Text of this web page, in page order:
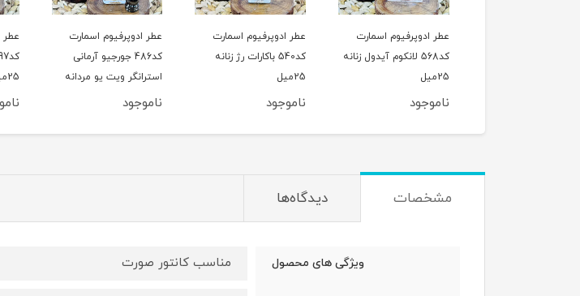
کد568 لانکوم آیدول زنانه
عطر ادوپرفیوم اسمارت
کد540 باکارات رژ زنانه
عطر ادوپرفیوم اسمارت
کد486 جورجیو آرمانی
ناموجود
عطر ادوپرفیوم اسمارت
کد397 پرادا کندی زنانه
25میل
ناموجود
مشخصات دیدگاه‌ها
ویژگی های محصول مناسب کانتور صورت